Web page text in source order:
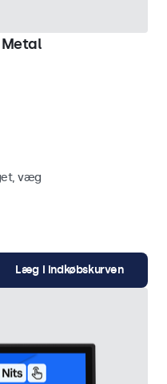
væg
Læg i indkøbskurven